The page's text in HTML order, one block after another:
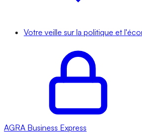
Votre veille sur la politique et
AGRA Business Express